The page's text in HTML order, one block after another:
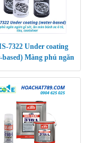
7322 Under coating
based) Màng phủ ngăn
tô, tàu, containe